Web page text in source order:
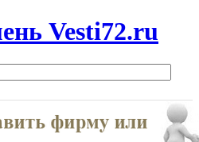
Vesti72.ru